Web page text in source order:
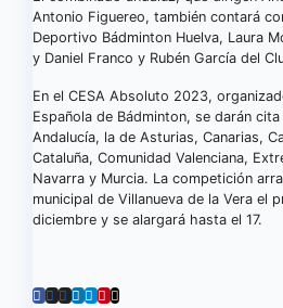
Antonio Figuereo, también contará
Deportivo Bádminton Huelva, Laura
y Daniel Franco y Rubén García del
En el CESA Absoluto 2023,
Española de Bádminton, se darán
Andalucía, la de Asturias, Canarias,
Cataluña, Comunidad Valenciana,
Navarra y Murcia. La competición
municipal de Villanueva de la Vera el
diciembre y se alargará hasta el 17.